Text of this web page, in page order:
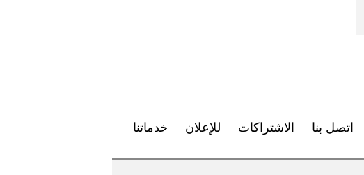
اتصل بنا الاشتراكات للإعلان خدماتنا